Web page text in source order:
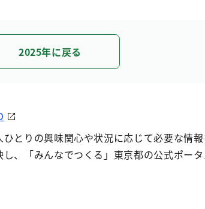
2025年に戻る
ひとりの興味関心や状況に応じて必要な情
し、「みんなでつくる」東京都の公式ポータ